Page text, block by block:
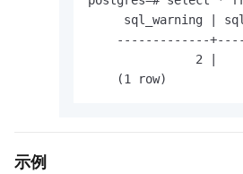
sql_warning |
-------------
2 |
    (1 row)
示例